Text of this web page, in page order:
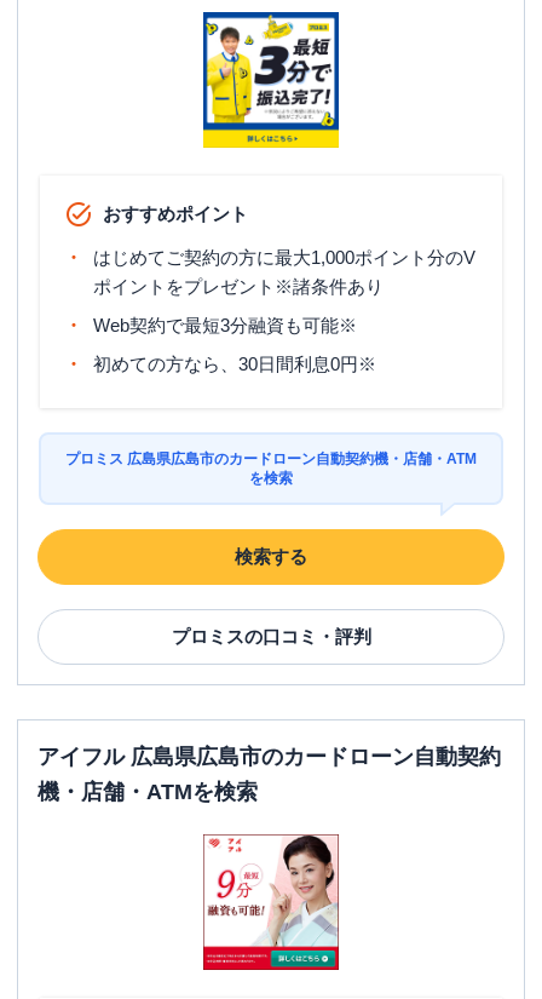
土曜：-
日祝：-
✕
〇
広島市安佐南区の情報一覧
名称
ーナー）
平日：
9:00-21:00
平日：
駐車場 〇
住所
広島県広島市安佐南区緑井6-2-24 川井ビ
名称
レイク 【2026/2/3閉店】祇園（自動契約コ
土曜：9:00-21:00
：9:00-19:00（祝日は21:00まで営業）
平日：-
日祝：-
おすすめポイント
はじめてご契約の方に最大1,000ポイント分のV
ポイントをプレゼント※諸条件あり
Web契約で最短3分融資も可能※
初めての方なら、30日間利息0円※
プロミス 広島県広島市のカードローン自動契約機・店舗・ATM
を検索
検索する
プロミスの口コミ・評判
アイフル 広島県広島市のカードローン自動契約
機・店舗・ATMを検索